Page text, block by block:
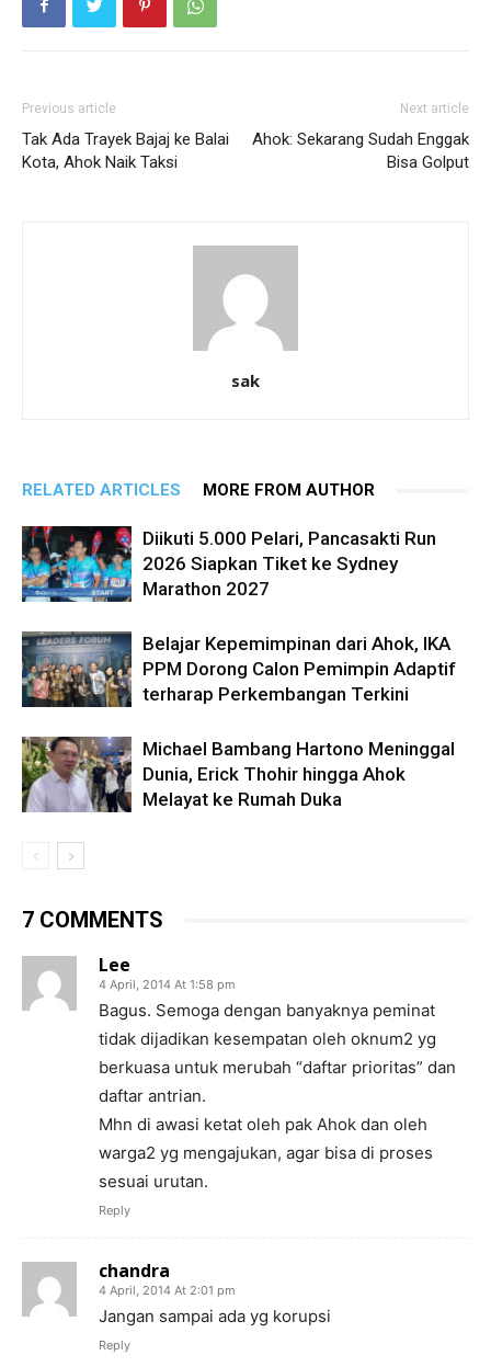
Previous article
Tak Ada Trayek Bajaj ke Balai
Kota, Ahok Naik Taksi
Next article
Ahok: Sekarang Sudah Enggak
Bisa Golput
sak
RELATED ARTICLES MORE FROM AUTHOR
Diikuti 5.000 Pelari, Pancasakti Run
2026 Siapkan Tiket ke Sydney
Marathon 2027
Belajar Kepemimpinan dari Ahok, IKA
PPM Dorong Calon Pemimpin Adaptif
terharap Perkembangan Terkini
Michael Bambang Hartono Meninggal
Dunia, Erick Thohir hingga Ahok
Melayat ke Rumah Duka
7 COMMENTS
Lee
4 April, 2014 At 1:58 pm
Bagus. Semoga dengan banyaknya peminat
tidak dijadikan kesempatan oleh oknum2 yg
berkuasa untuk merubah “daftar prioritas” dan
daftar antrian.
Mhn di awasi ketat oleh pak Ahok dan oleh
warga2 yg mengajukan, agar bisa di proses
sesuai urutan.
Reply
chandra
4 April, 2014 At 2:01 pm
Jangan sampai ada yg korupsi
Reply